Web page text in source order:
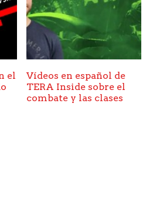
el
Vídeos en español de
TERA Inside sobre el
combate y las clases